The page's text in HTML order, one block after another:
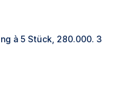
à 5 Stück, 280.000. 3